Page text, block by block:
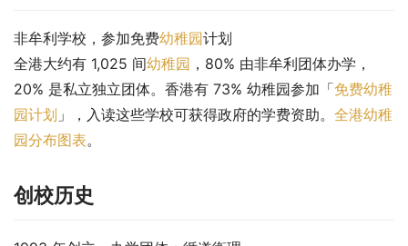
非牟利学校，参加免费幼稚园计划
全港大约有 1,025 间幼稚园 ，80% 由非牟利团体办学，
20% 是私立独立团体。香港有 73% 幼稚园参加「免费幼稚
园计划 」，入读这些学校可获得政府的学费资助。 全港幼稚
园分布图表。
创校历史